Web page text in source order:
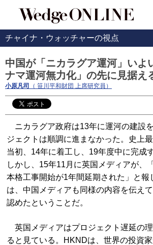
チャイナ・ウォッチャーの視点
中国が「ニカラグア運河」いよ
ナマ運河無力化」の先に見据え
小原凡司 （ 笹川平和財団 上席研究員）
ニカラグア政府は13年に運河の建設
ジェクトは順調に進まなかった。史上
当初、14年に着工し、19年度中に完成
しかし、15年11月に英国メディアが、
本格工事開始が1年間延期された」と報
は、中国メディアも同様の内容を伝え
認めたということだ。
英国メディアはプロジェクト遅延の
ると見ている。HKNDは、世界の投資